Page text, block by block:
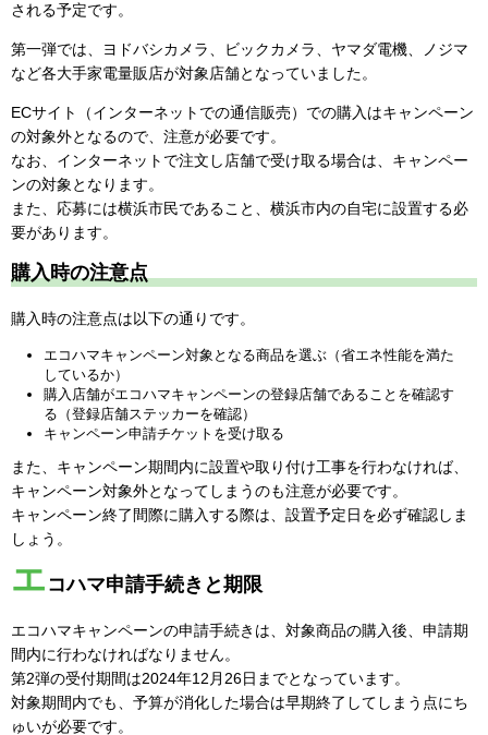
される予定です。
第一弾では、ヨドバシカメラ、ビックカメラ、ヤマダ電機、ノジマ
など各大手家電量販店が対象店舗となっていました。
ECサイト（インターネットでの通信販売）での購入はキャンペーン
の対象外となるので、注意が必要です。
なお、インターネットで注文し店舗で受け取る場合は、キャンペー
ンの対象となります。
また、応募には横浜市民であること、横浜市内の自宅に設置する必
要があります。
購入時の注意点
購入時の注意点は以下の通りです。
エコハマキャンペーン対象となる商品を選ぶ（省エネ性能を満た
しているか）
購入店舗がエコハマキャンペーンの登録店舗であることを確認す
る（登録店舗ステッカーを確認）
キャンペーン申請チケットを受け取る
また、キャンペーン期間内に設置や取り付け工事を行わなければ、
キャンペーン対象外となってしまうのも注意が必要です。
キャンペーン終了間際に購入する際は、設置予定日を必ず確認しま
しょう。
エ コハマ申請手続きと期限
エコハマキャンペーンの申請手続きは、対象商品の購入後、申請期
間内に行わなければなりません。
第2弾の受付期間は2024年12月26日までとなっています。
対象期間内でも、予算が消化した場合は早期終了してしまう点にち
ゅいが必要です。